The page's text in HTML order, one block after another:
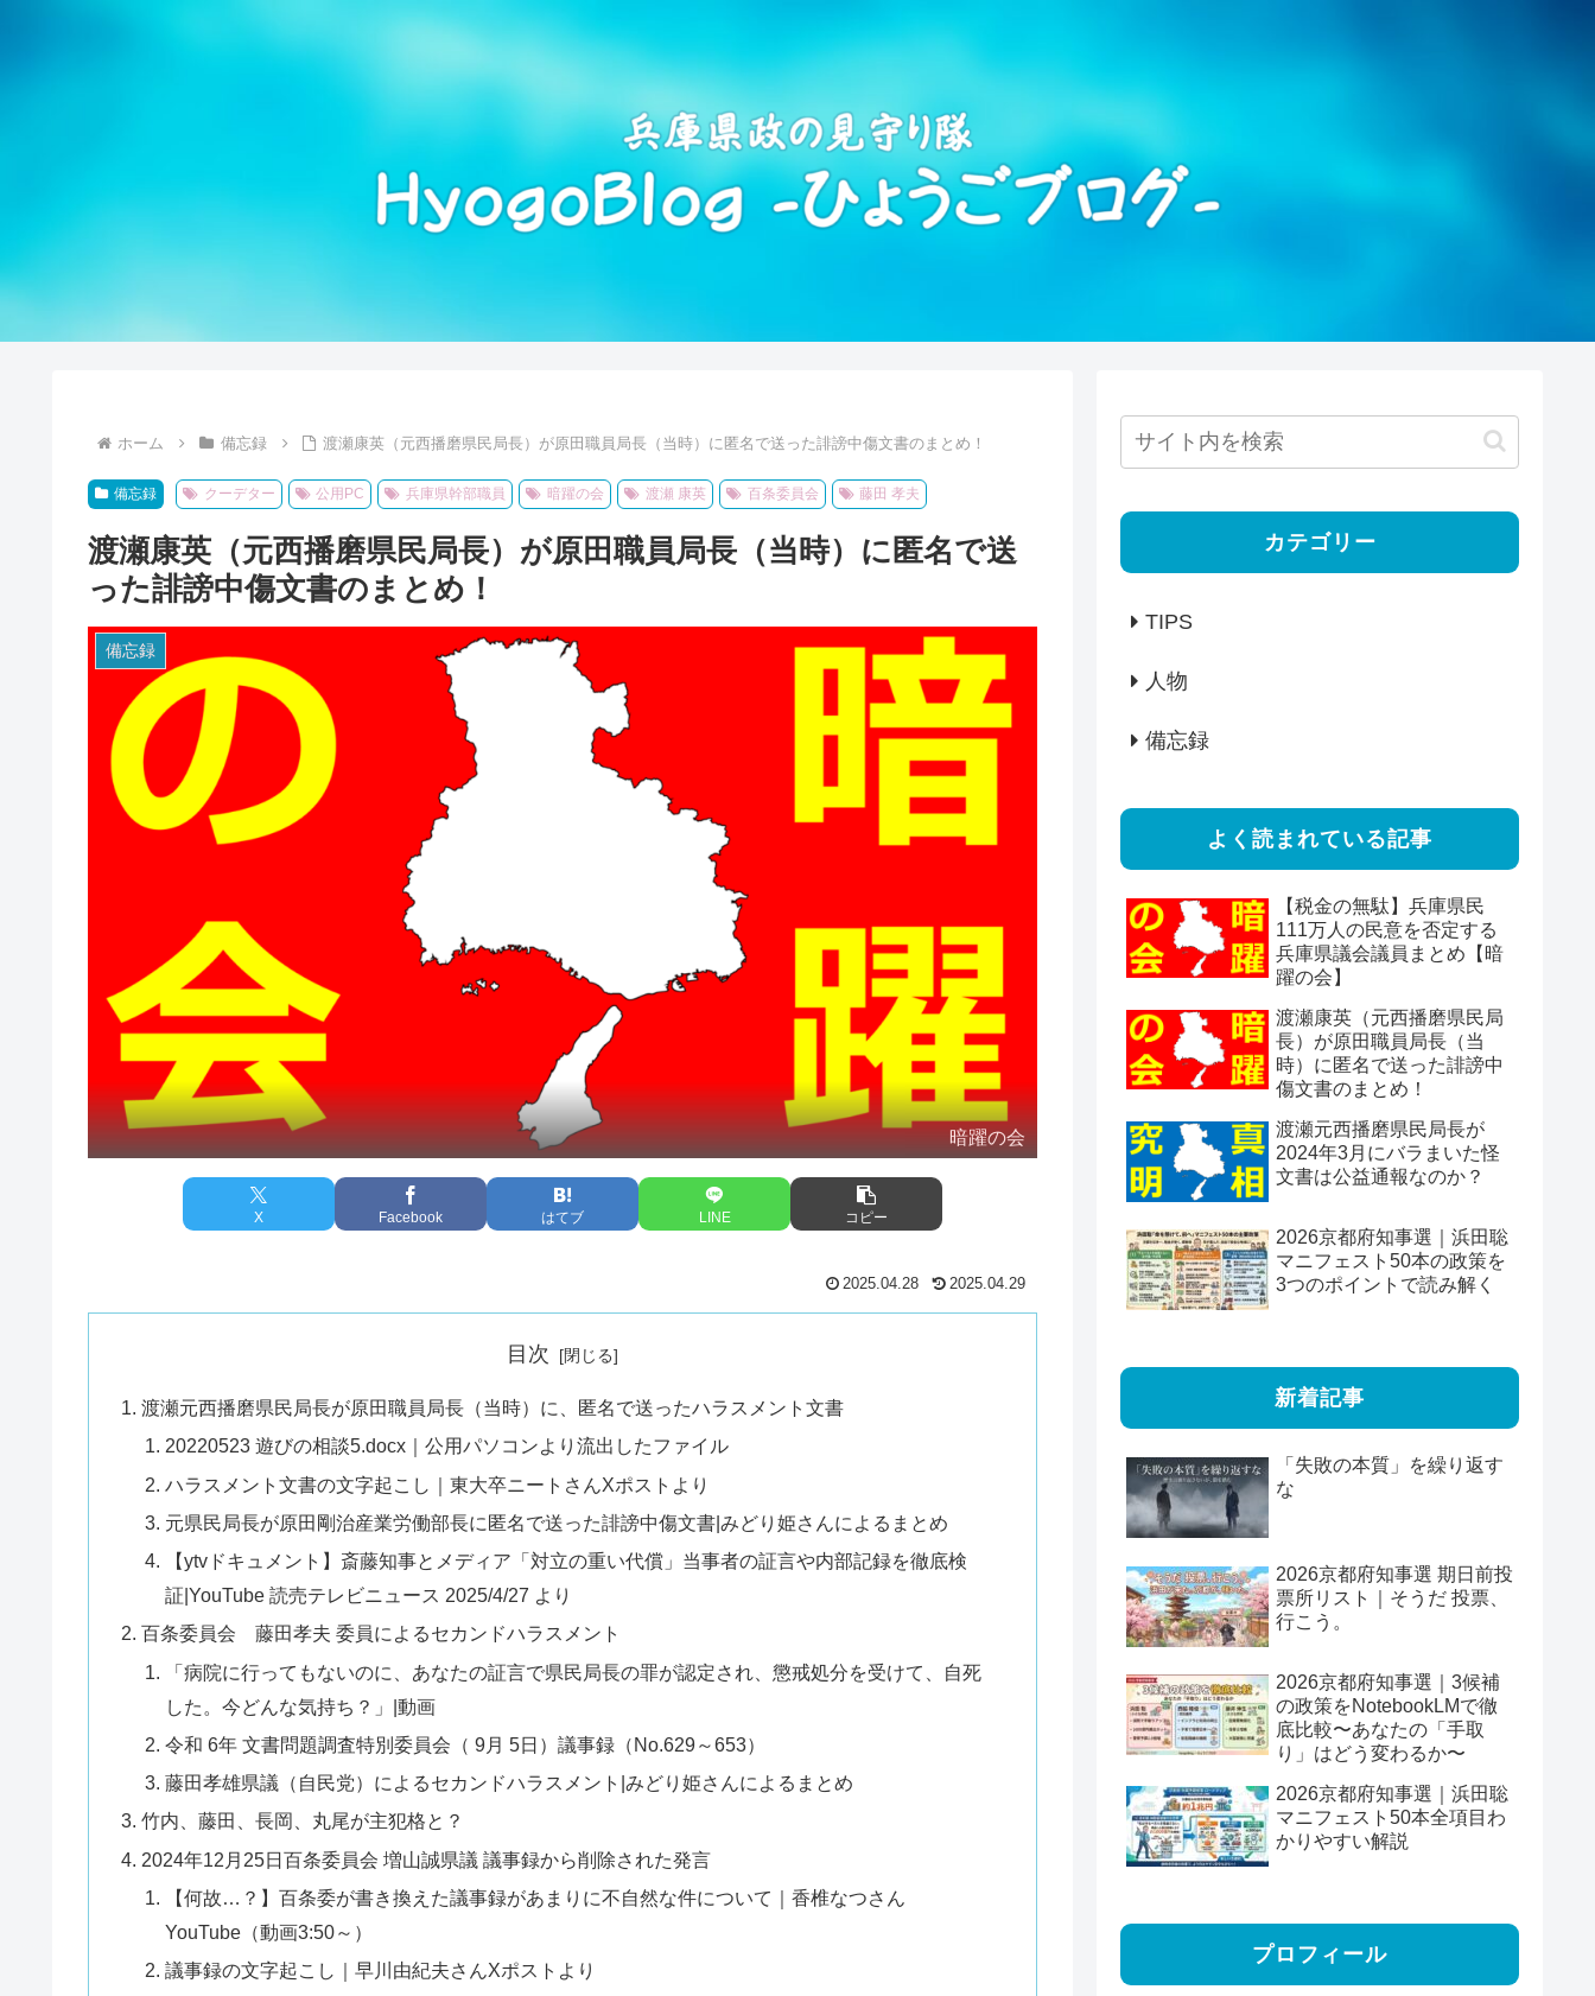
ホーム 備忘録 渡瀬康英（元西播磨県民局長）が原田職員局長（当時）に匿名で送った誹謗中傷文書のまとめ！
備忘録 クーデター 公用PC 兵庫県幹部職員 暗躍の会 渡瀬 康英 百条委員会 藤田 孝夫
渡瀬康英（元西播磨県民局長）が原田職員局長（当時）に匿名で送
った誹謗中傷文書のまとめ！
備忘録
暗躍の会
X Facebook はてブ LINE コピー
2025.04.28 2025.04.29
目次
渡瀬元西播磨県民局長が原田職員局長（当時）に、匿名で送ったハラスメント文書
20220523 遊びの相談5.docx｜公用パソコンより流出したファイル
ハラスメント文書の文字起こし｜東大卒ニートさんXポストより
元県民局長が原田剛治産業労働部長に匿名で送った誹謗中傷文書|みどり姫さんによるまとめ
【ytvドキュメント】斎藤知事とメディア「対立の重い代償」当事者の証言や内部記録を徹底検
証|YouTube 読売テレビニュース 2025/4/27 より
百条委員会 藤田孝夫 委員によるセカンドハラスメント
「病院に行ってもないのに、あなたの証言で県民局長の罪が認定され、懲戒処分を受けて、自死
した。今どんな気持ち？」|動画
令和 6年 文書問題調査特別委員会（ 9月 5日）議事録（No.629～653）
藤田孝雄県議（自民党）によるセカンドハラスメント|みどり姫さんによるまとめ
竹内、藤田、長岡、丸尾が主犯格と？
2024年12月25日百条委員会 増山誠県議 議事録から削除された発言
【何故…？】百条委が書き換えた議事録があまりに不自然な件について｜香椎なつさん
YouTube（動画3:50～）
議事録の文字起こし｜早川由紀夫さんXポストより
カテゴリー
TIPS
人物
備忘録
よく読まれている記事
【税金の無駄】兵庫県民
111万人の民意を否定する
兵庫県議会議員まとめ【暗
躍の会】
渡瀬康英（元西播磨県民局
長）が原田職員局長（当
時）に匿名で送った誹謗中
傷文書のまとめ！
渡瀬元西播磨県民局長が
2024年3月にバラまいた怪
文書は公益通報なのか？
2026京都府知事選｜浜田聡
マニフェスト50本の政策を
3つのポイントで読み解く
新着記事
「失敗の本質」を繰り返す
な
2026京都府知事選 期日前投
票所リスト｜そうだ 投票、
行こう。
2026京都府知事選｜3候補
の政策をNotebookLMで徹
底比較〜あなたの「手取
り」はどう変わるか〜
2026京都府知事選｜浜田聡
マニフェスト50本全項目わ
かりやすい解説
プロフィール